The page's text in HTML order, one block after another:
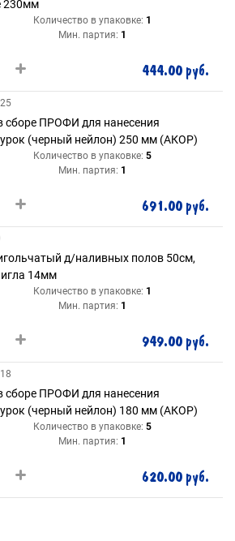
230мм
Количество в упаковке: 1
Мин. партия: 1
444.00 руб.
сборе ПРОФИ для нанесения
(черный нейлон) 250 мм (АКОР)
Количество в упаковке: 5
Мин. партия: 1
691.00 руб.
д/наливных полов 50см,
14мм
Количество в упаковке: 1
Мин. партия: 1
949.00 руб.
сборе ПРОФИ для нанесения
(черный нейлон) 180 мм (АКОР)
Количество в упаковке: 5
Мин. партия: 1
620.00 руб.